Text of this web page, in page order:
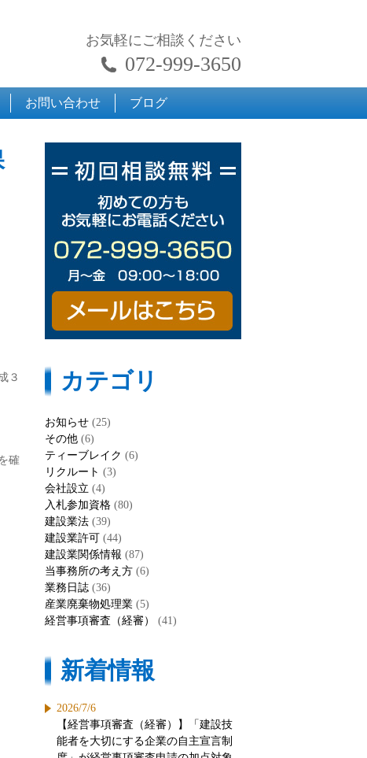
お気軽にご相談ください
072-999-3650
お問い合わせ ブログ
３
確
カテゴリ
お知らせ (25)
その他 (6)
ティーブレイク (6)
リクルート (3)
会社設立 (4)
入札参加資格 (80)
建設業法 (39)
建設業許可 (44)
建設業関係情報 (87)
当事務所の考え方 (6)
業務日誌 (36)
産業廃棄物処理業 (5)
経営事項審査（経審）
(41)
新着情報
2026/7/6
【経営事項審査（経審）】「建設技
能者を大切にする企業の自主宣言制